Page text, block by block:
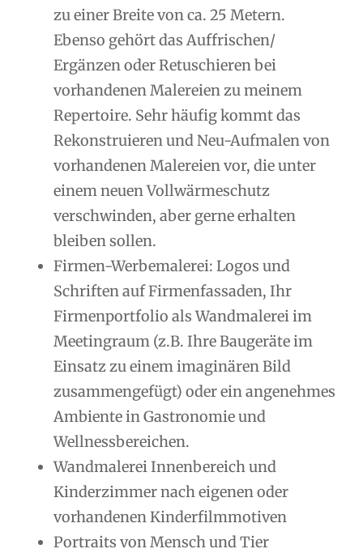
zu einer Breite von ca. 25 Metern.
Ebenso gehört das Auffrischen/
Ergänzen oder Retuschieren bei
vorhandenen Malereien zu meinem
Repertoire. Sehr häufig kommt das
Rekonstruieren und Neu-Aufmalen von
vorhandenen Malereien vor, die unter
einem neuen Vollwärmeschutz
verschwinden, aber gerne erhalten
bleiben sollen.
Firmen-Werbemalerei: Logos und
Schriften auf Firmenfassaden, Ihr
Firmenportfolio als Wandmalerei im
Meetingraum (z.B. Ihre Baugeräte im
Einsatz zu einem imaginären Bild
zusammengefügt) oder ein angenehmes
Ambiente in Gastronomie und
Wellnessbereichen.
Wandmalerei Innenbereich und
Kinderzimmer nach eigenen oder
vorhandenen Kinderfilmmotiven
Portraits von Mensch und Tier